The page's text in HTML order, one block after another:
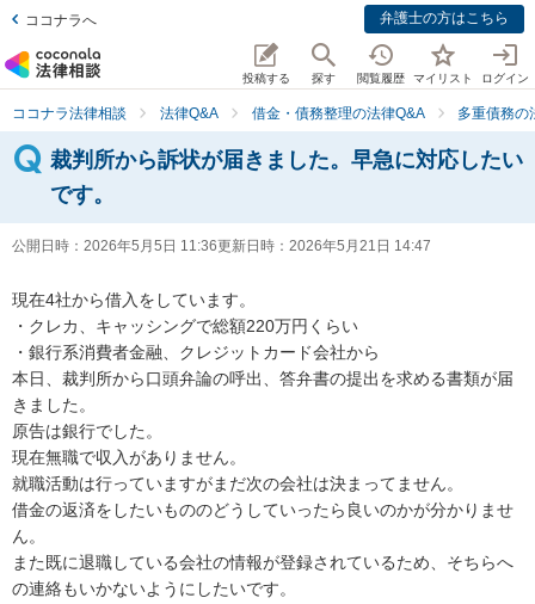
ココナラへ 弁護士の方はこちら
投稿する 探す 閲覧履歴 マイリスト ログイン
ココナラ法律相談 法律Q&A 借金・債務整理の法律Q&A 多重債務の
裁判所から訴状が届きました。早急に対応したい
です。
公開日時： 2026年5月5日 11:36更新日時： 2026年5月21日 14:47
現在4社から借入をしています。
・クレカ、キャッシングで総額220万円くらい
・銀行系消費者金融、クレジットカード会社から
本日、裁判所から口頭弁論の呼出、答弁書の提出を求める書類が届
きました。
原告は銀行でした。
現在無職で収入がありません。
就職活動は行っていますがまだ次の会社は決まってません。
借金の返済をしたいもののどうしていったら良いのかが分かりませ
ん。
また既に退職している会社の情報が登録されているため、そちらへ
の連絡もいかないようにしたいです。